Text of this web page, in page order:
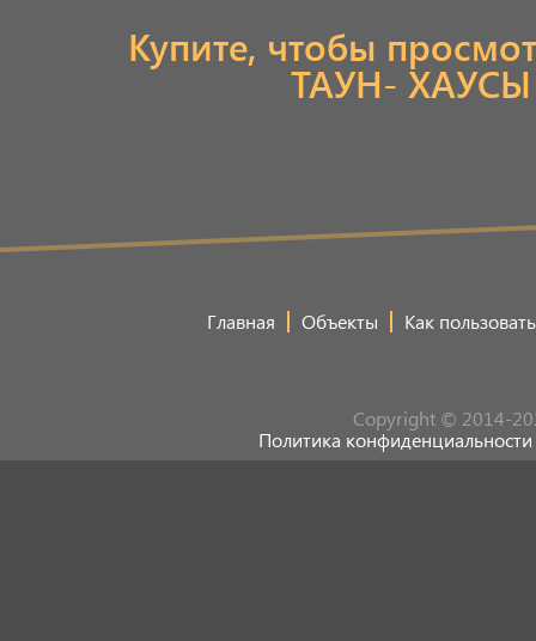
Купите, чтобы
ТАУН- ХАУСЫ
Главная Объекты Как
Copyright © 2014-
Политика конфиденциальности